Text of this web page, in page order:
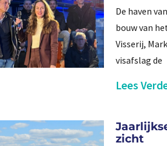
De haven
bouw van
Visserij,
visafslag de
Lees
zicht